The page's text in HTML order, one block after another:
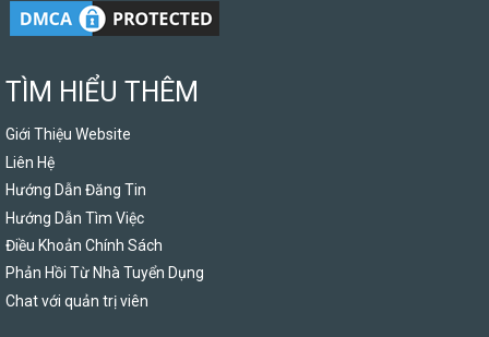
TÌM HIỂU THÊM
Giới Thiệu Website
Liên Hệ
Hướng Dẫn Đăng Tin
Hướng Dẫn Tìm Việc
Điều Khoản Chính Sách
Phản Hồi Từ Nhà Tuyển Dụng
Chat với quản trị viên